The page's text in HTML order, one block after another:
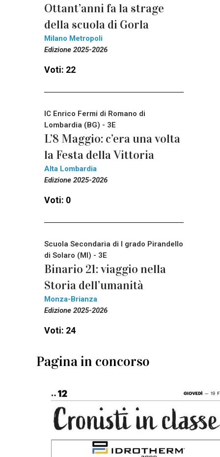
Ottant’anni fa la strage
della scuola di Gorla
Milano Metropoli
Edizione 2025-2026
Voti: 22
IC Enrico Fermi di Romano di
Lombardia (BG) - 3E
L’8 Maggio: c’era una volta
la Festa della Vittoria
Alta Lombardia
Edizione 2025-2026
Voti: 0
Scuola Secondaria di I grado Pirandello
di Solaro (MI) - 3E
Binario 21: viaggio nella
Storia dell’umanità
Monza-Brianza
Edizione 2025-2026
Voti: 24
Pagina in concorso